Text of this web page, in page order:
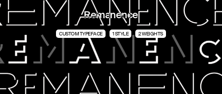
Remanence
CUSTOM TYPEFACE 1 STYLE 2 WEIGHTS